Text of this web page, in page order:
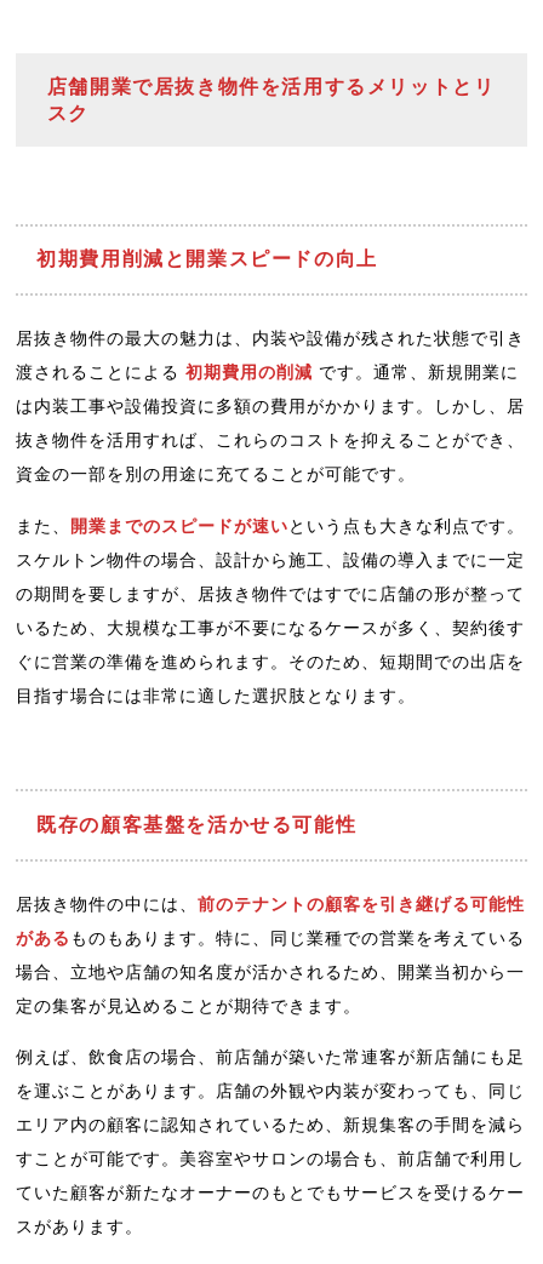
店舗開業で居抜き物件を活用するメリットとリ
スク
初期費用削減と開業スピードの向上
居抜き物件の最大の魅力は、内装や設備が残された状態で引き
渡されることによる初期費用の削減 です。通常、新規開業に
は内装工事や設備投資に多額の費用がかかります。しかし、居
抜き物件を活用すれば、これらのコストを抑えることができ、
資金の一部を別の用途に充てることが可能です。
また、 開業までのスピードが速いという点も大きな利点です。
スケルトン物件の場合、設計から施工、設備の導入までに一定
の期間を要しますが、居抜き物件ではすでに店舗の形が整って
いるため、大規模な工事が不要になるケースが多く、契約後す
ぐに営業の準備を進められます。そのため、短期間での出店を
目指す場合には非常に適した選択肢となります。
既存の顧客基盤を活かせる可能性
居抜き物件の中には、前のテナントの顧客を引き継げる可能性
がある ものもあります。特に、同じ業種での営業を考えている
場合、立地や店舗の知名度が活かされるため、開業当初から一
定の集客が見込めることが期待できます。
例えば、飲食店の場合、前店舗が築いた常連客が新店舗にも足
を運ぶことがあります。店舗の外観や内装が変わっても、同じ
エリア内の顧客に認知されているため、新規集客の手間を減ら
すことが可能です。美容室やサロンの場合も、前店舗で利用し
ていた顧客が新たなオーナーのもとでもサービスを受けるケー
スがあります。